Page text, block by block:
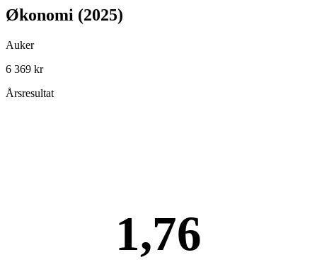
Økonomi (2025)
Auker
6 369 kr
Årsresultat
1,76